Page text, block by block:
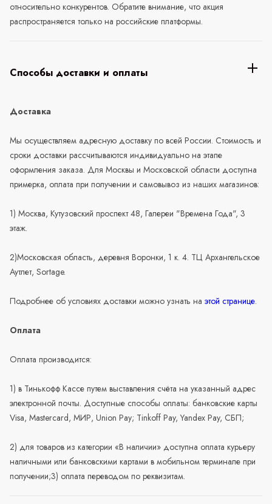
относительно конкурентов. Обратите внимание, что акция
распространяется только на российские платформы.
Способы доставки и оплаты
Доставка
Мы осуществляем адресную доставку по всей России. Стоимость и
сроки доставки рассчитываются индивидуально на этапе
оформления заказа. Для Москвы и Московской области доступна
примерка, оплата при получении и самовывоз из наших магазинов:
1) Москва, Кутузовский проспект 48, Галереи "Времена Года", 3
этаж.
2)Московская область, деревня Воронки, 1 к. 4. ТЦ Архангельское
Аутлет, Sortage.
Подробнее об условиях доставки можно узнать на этой странице.
Оплата
Оплата производится:
1) в Тинькофф Кассе путем выставления счёта на указанный адрес
электронной почты. Доступные способы оплаты: банковские карты
Visa, Mastercard, МИР, Union Pay; Tinkoff Pay, Yandex Pay, СБП;
2) для товаров из категории «В наличии» доступна оплата курьеру
наличными или банковскими картами в мобильном терминале при
получении;3) оплата переводом по реквизитам.